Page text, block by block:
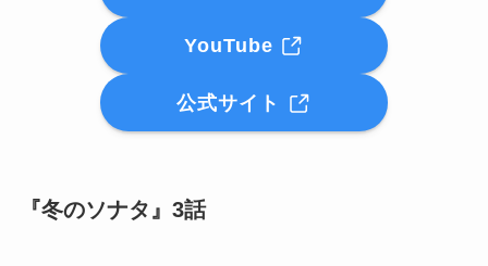
YouTube
公式サイト
『冬のソナタ』3話